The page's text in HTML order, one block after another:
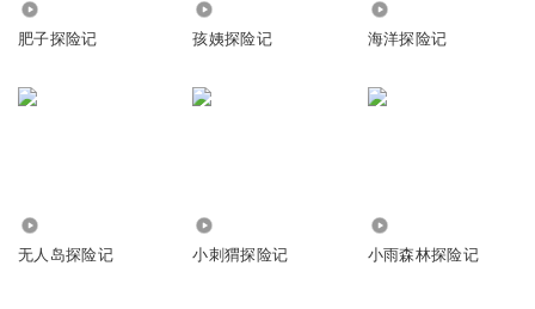
肥子探险记 孩姨探险记 海洋探险记
无人岛探险记 小刺猬探险记 小雨森林探险记